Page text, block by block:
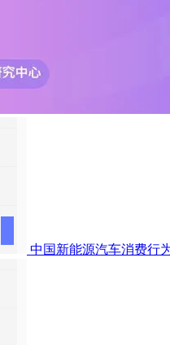
中国新能源汽车消费行